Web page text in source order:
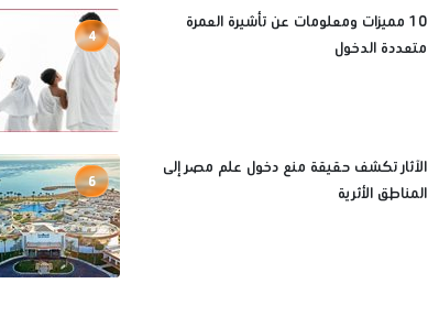
10 مميزات ومعلومات عن تأشيرة العمرة
متعددة الدخول
4
الآثار تكشف حقيقة منع دخول علم مصر إلى
المناطق الأثرية
6